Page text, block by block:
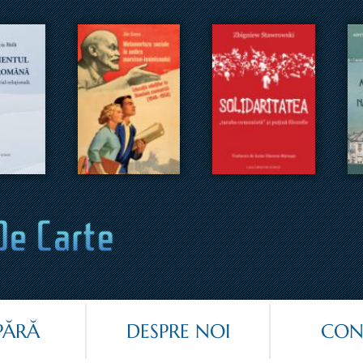
Jump to navigation
DESPRE NOI